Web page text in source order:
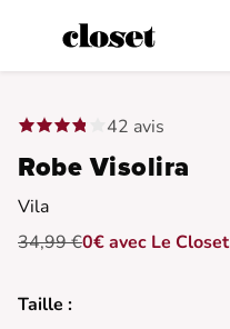
42 avis
Robe Visolira
Vila
34,99 €0€ avec Le Closet
Taille :